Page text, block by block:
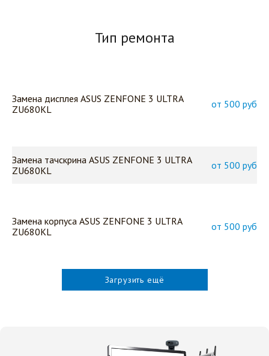
Тип ремонта
Замена дисплея ASUS ZENFONE 3 ULTRA
ZU680KL
от 500 руб
Замена тачскрина ASUS ZENFONE 3 ULTRA
ZU680KL
от 500 руб
Замена корпуса ASUS ZENFONE 3 ULTRA
ZU680KL
от 500 руб
Загрузить ещё